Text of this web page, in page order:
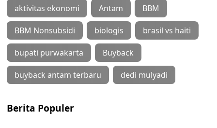
aktivitas ekonomi Antam BBM
BBM Nonsubsidi biologis brasil vs haiti
bupati purwakarta Buyback
buyback antam terbaru dedi mulyadi
Berita Populer